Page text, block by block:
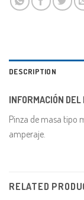
DESCRIPTION
INFORMACIÓN
Pinza de masa tipo
amperaje.
RELATED